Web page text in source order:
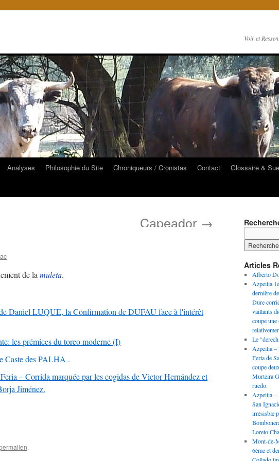
Voir et
Analyses Philosophie du Site Chroniqueurs / Cronistas Contact Glossaire &
Capeador →
de la muleta.
Daniel LUQUE, la Confirmation de DUFAU face à l'intérêt
les prémices du toreo moderne (I)
Caste des PALHA .
– Corrida marquée par les cogidas de Vìctor Hernández et
Jiménez.
.
Articles
Alberto
Azpeitia
dernière
Dure
vaillants
coupe
Le
Azpeitia –
Feria de
coupe
Murteira
ruedo.
Azpeitia –
San
irrésisble
Loreto
Mont-de-
6ème et